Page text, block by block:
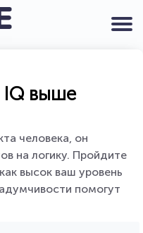
IQ выше
человека, он
на логику. Пройдите
высок ваш уровень
помогут